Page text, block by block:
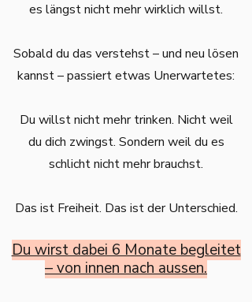
es längst nicht mehr wirklich willst.
Sobald du das verstehst – und neu lösen
kannst – passiert etwas Unerwartetes:
Du willst nicht mehr trinken. Nicht weil
du dich zwingst. Sondern weil du es
schlicht nicht mehr brauchst.
Das ist Freiheit. Das ist der Unterschied.
Du wirst dabei 6 Monate begleitet
– von innen nach aussen.